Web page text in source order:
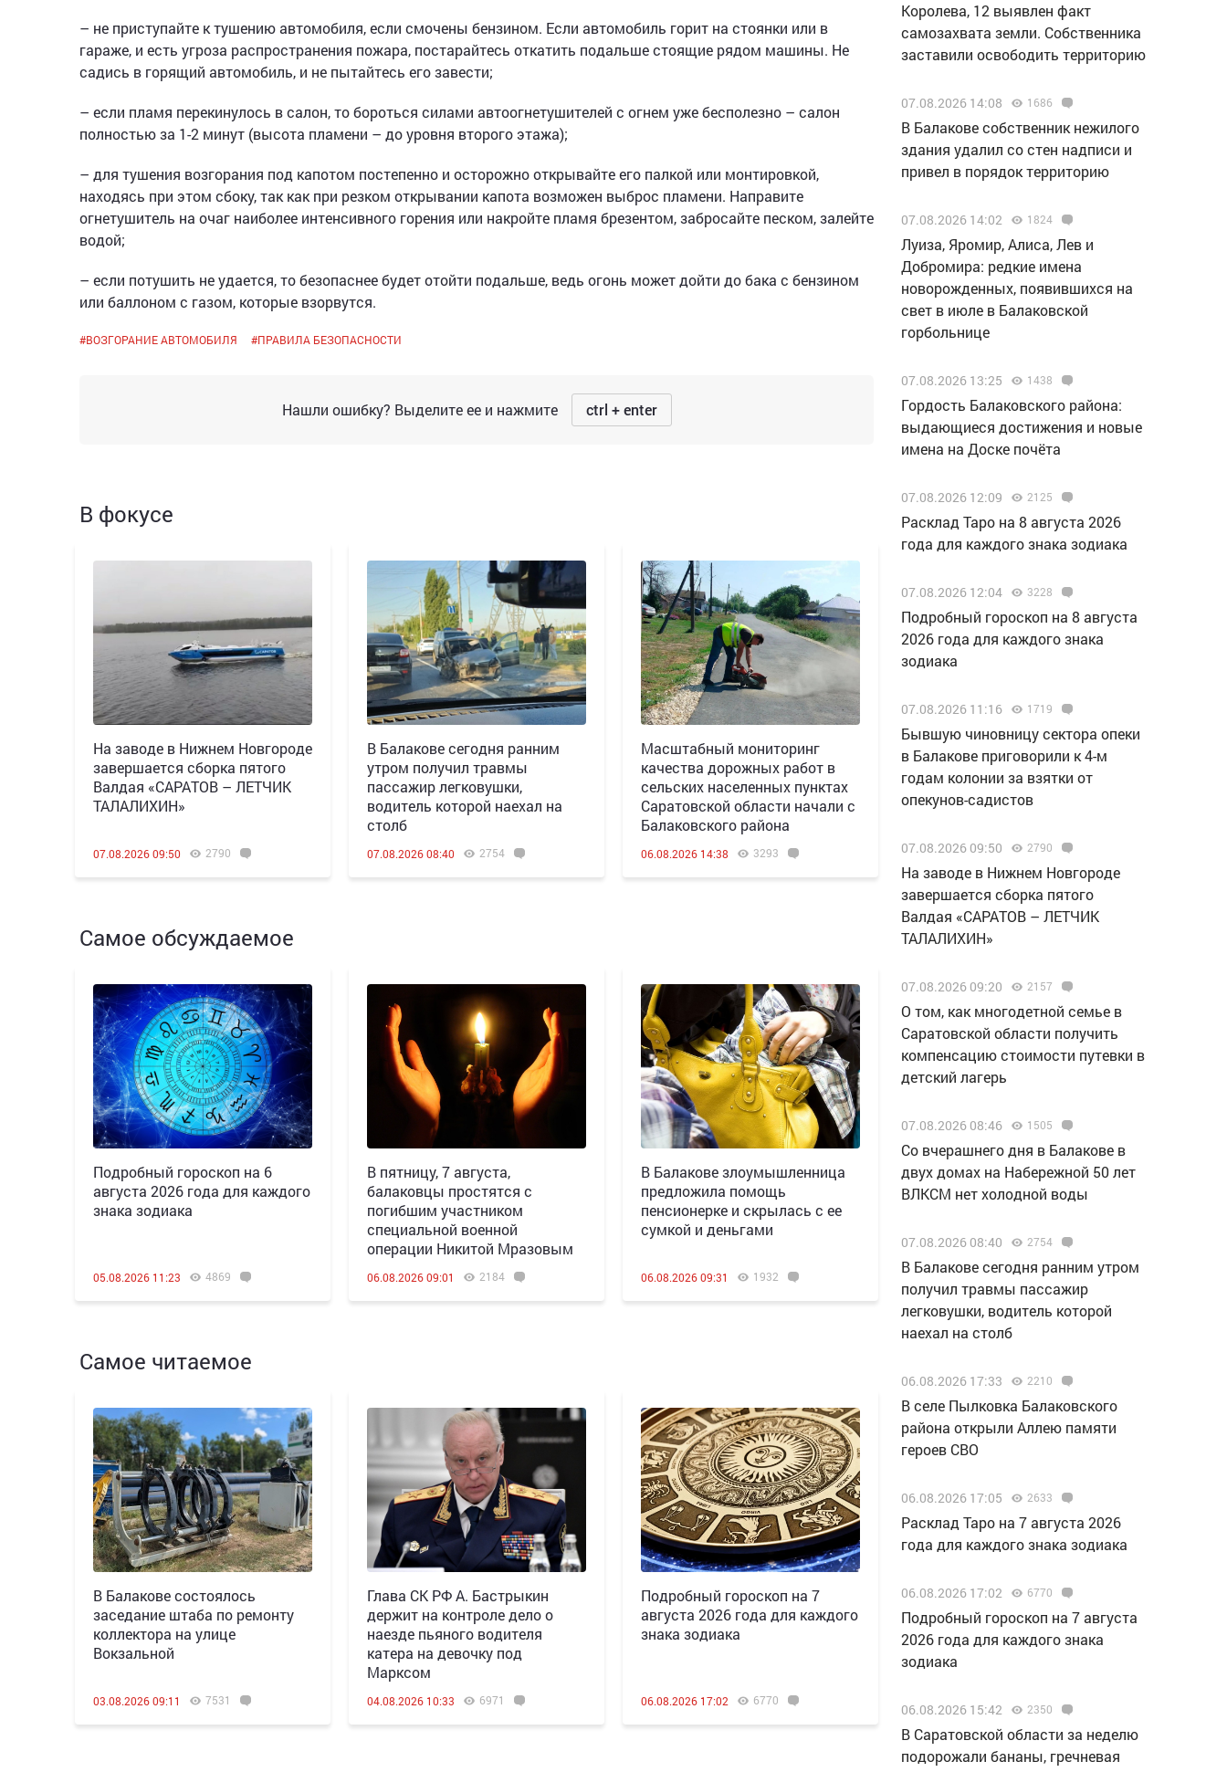
– не приступайте к тушению автомобиля, если смочены бензином. Если автомобиль горит на стоянки или в
гараже, и есть угроза распространения пожара, постарайтесь откатить подальше стоящие рядом машины. Не
садись в горящий автомобиль, и не пытайтесь его завести;
– если пламя перекинулось в салон, то бороться силами автоогнетушителей с огнем уже бесполезно – салон
полностью за 1-2 минут (высота пламени – до уровня второго этажа);
– для тушения возгорания под капотом постепенно и осторожно открывайте его палкой или монтировкой,
находясь при этом сбоку, так как при резком открывании капота возможен выброс пламени. Направите
огнетушитель на очаг наиболее интенсивного горения или накройте пламя брезентом, забросайте песком, залейте
водой;
– если потушить не удается, то безопаснее будет отойти подальше, ведь огонь может дойти до бака с бензином
или баллоном с газом, которые взорвутся.
#ВОЗГОРАНИЕ АВТОМОБИЛЯ #ПРАВИЛА БЕЗОПАСНОСТИ
Нашли ошибку? Выделите ее и нажмите ctrl + enter
В фокусе
Н️а заводе в Нижнем Новгороде
завершается сборка пятого
Валдая «САРАТОВ – ЛЕТЧИК
ТАЛАЛИХИН»
07.08.2026 09:50 2790
В Балакове сегодня ранним
утром получил травмы
пассажир легковушки,
водитель которой наехал на
столб
07.08.2026 08:40 2754
Масштабный мониторинг
качества дорожных работ в
сельских населенных пунктах
Саратовской области начали с
Балаковского района
06.08.2026 14:38 3293
Самое обсуждаемое
Подробный гороскоп на 6
августа 2026 года для каждого
знака зодиака
05.08.2026 11:23 4869
В пятницу, 7 августа,
балаковцы простятся с
погибшим участником
специальной военной
операции Никитой Мразовым
06.08.2026 09:01 2184
В Балакове злоумышленница
предложила помощь
пенсионерке и скрылась с ее
сумкой и деньгами
06.08.2026 09:31 1932
Самое читаемое
В Балакове состоялось
заседание штаба по ремонту
коллектора на улице
Вокзальной
03.08.2026 09:11 7531
Глава СК РФ А. Бастрыкин
держит на контроле дело о
наезде пьяного водителя
катера на девочку под
Марксом
04.08.2026 10:33 6971
Подробный гороскоп на 7
августа 2026 года для каждого
знака зодиака
06.08.2026 17:02 6770
Королева, 12 выявлен факт
самозахвата земли. Собственника
заставили освободить территорию
07.08.2026 14:08 1686
В Балакове собственник нежилого
здания удалил со стен надписи и
привел в порядок территорию
07.08.2026 14:02 1824
Луиза, Яромир, Алиса, Лев и
Добромира: редкие имена
новорожденных, появившихся на
свет в июле в Балаковской
горбольнице
07.08.2026 13:25 1438
Гордость Балаковского района:
выдающиеся достижения и новые
имена на Доске почёта
07.08.2026 12:09 2125
Расклад Таро на 8 августа 2026
года для каждого знака зодиака
07.08.2026 12:04 3228
Подробный гороскоп на 8 августа
2026 года для каждого знака
зодиака
07.08.2026 11:16 1719
Бывшую чиновницу сектора опеки
в Балакове приговорили к 4-м
годам колонии за взятки от
опекунов-садистов
07.08.2026 09:50 2790
Н️а заводе в Нижнем Новгороде
завершается сборка пятого
Валдая «САРАТОВ – ЛЕТЧИК
ТАЛАЛИХИН»
07.08.2026 09:20 2157
О том, как многодетной семье в
Саратовской области получить
компенсацию стоимости путевки в
детский лагерь
07.08.2026 08:46 1505
Со вчерашнего дня в Балакове в
двух домах на Набережной 50 лет
ВЛКСМ нет холодной воды
07.08.2026 08:40 2754
В Балакове сегодня ранним утром
получил травмы пассажир
легковушки, водитель которой
наехал на столб
06.08.2026 17:33 2210
В селе Пылковка Балаковского
района открыли Аллею памяти
героев СВО
06.08.2026 17:05 2633
Расклад Таро на 7 августа 2026
года для каждого знака зодиака
06.08.2026 17:02 6770
Подробный гороскоп на 7 августа
2026 года для каждого знака
зодиака
06.08.2026 15:42 2350
В Саратовской области за неделю
подорожали бананы, гречневая